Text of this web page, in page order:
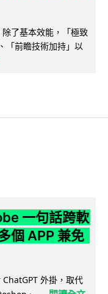
了基本效能，「極致
「前瞻技術加持」以
一句話跨軟
個 APP 兼免
外掛，取代